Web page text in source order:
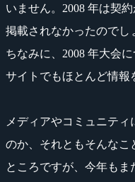
いません。2008 年は契
掲載されなかったのでし
ちなみに、2008 年大会
サイトでもほとんど情報
メディアやコミュニテ
のか、それともそんなこ
ところですが、今年も